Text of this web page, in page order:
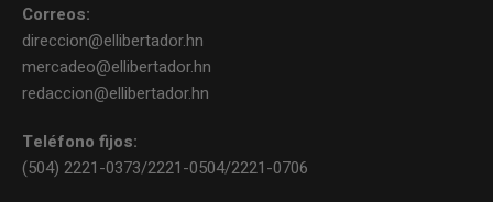
Correos:
direccion@ellibertador.hn
mercadeo@ellibertador.hn
redaccion@ellibertador.hn
Teléfono fijos:
(504) 2221-0373/2221-0504/2221-0706